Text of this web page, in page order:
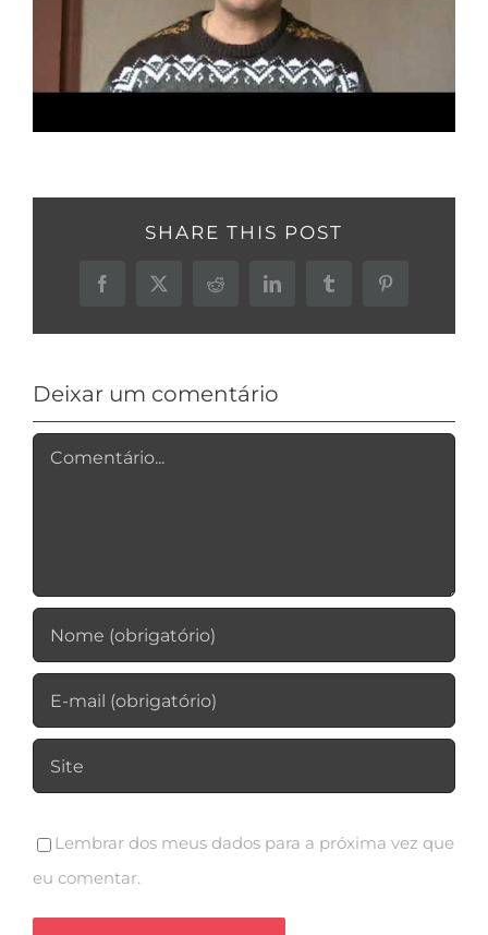
SHARE THIS POST
Facebook
X Reddit LinkedInTumblr Pinterest
Deixar um comentário
Comentário
Lembrar dos meus dados para a próxima vez que
eu comentar.